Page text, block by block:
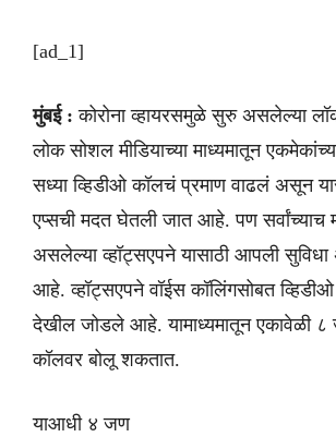
[ad_1]
मुंबई :कोरोना व्हायरसमुळे सुरु असलेल्या
लोक सोशल मीडियाच्या माध्यमातून
सध्या व्हिडीओ कॉलचं प्रमाण वाढलं असून
एप्सची मदत घेतली जात आहे. पण सर्वांच्याच
असलेल्या व्हॉट्सएपने यासाठी आपली
आहे. व्हॉट्सएपने वॉईस कॉलिंगसोबत
देखील जोडले आहे. यामाध्यमातून एकावेळी ८
कॉलवर बोलू शकतात.
याआधी ४ जण